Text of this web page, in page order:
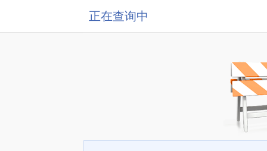
正在查询中